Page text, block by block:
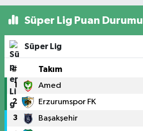
Süper Lig Puan Durumu
Süper Lig
# Takım
1 Amed
2 Erzurumspor FK
3 Başakşehir